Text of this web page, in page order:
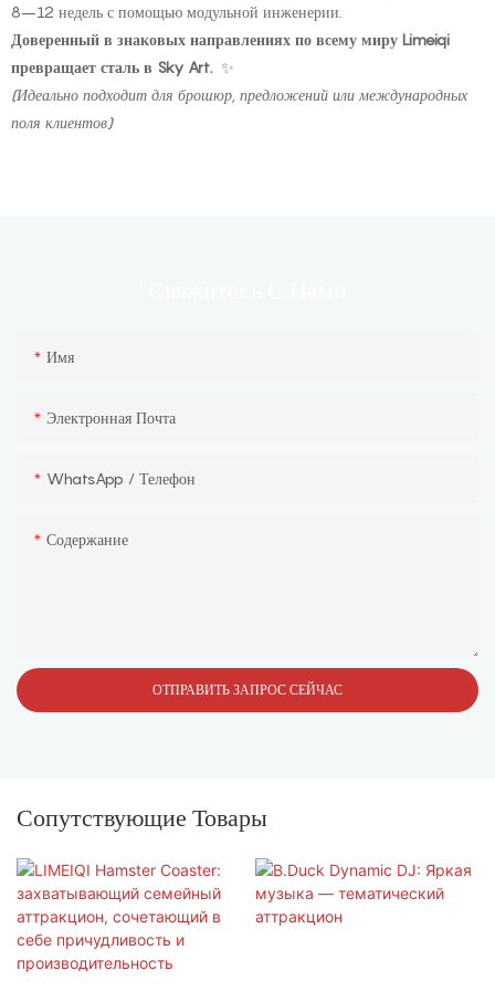
8–12 недель с помощью модульной инженерии.
Доверенный в знаковых направлениях по всему миру Limeiqi
превращает сталь в Sky Art. ✨
(Идеально подходит для брошюр, предложений или международных
поля клиентов)
Имя
Электронная Почта
WhatsApp / Телефон
Содержание
ОТПРАВИТЬ ЗАПРОС СЕЙЧАС
Сопутствующие Товары